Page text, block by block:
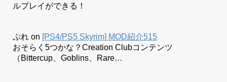
ルプレイができる！
ぷれ on [PS4/PS5 Skyrim] MOD紹介515
おそらく5つかな？Creation Clubコンテンツ
（Bittercup、Goblins、Rare…